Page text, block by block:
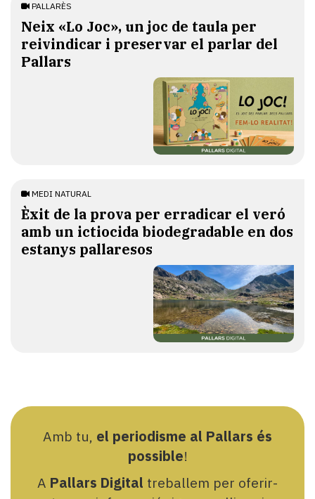
PALLARÈS
​Neix «Lo Joc», un joc de taula per
reivindicar i preservar el parlar del
Pallars
MEDI NATURAL
Èxit de la prova per erradicar el veró
amb un ictiocida biodegradable en dos
estanys pallaresos
Amb tu, el periodisme al Pallars és
possible!
A Pallars Digital treballem per oferir-